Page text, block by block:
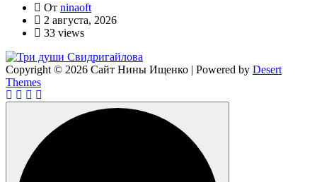
От ninaoft
2 августа, 2026
33 views
Copyright © 2026 Сайт Нины Ищенко | Powered by Desert
Themes